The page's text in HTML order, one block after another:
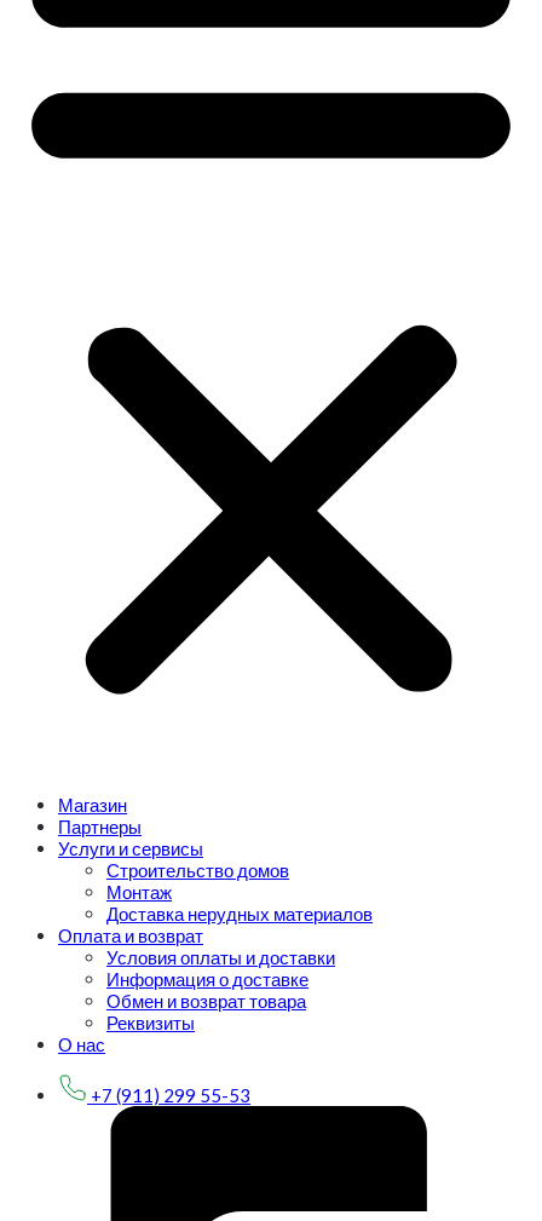
Магазин
Партнеры
Услуги и сервисы
Строительство домов
Монтаж
Доставка нерудных материалов
Оплата и возврат
Условия оплаты и доставки
Информация о доставке
Обмен и возврат товара
Реквизиты
О нас
+7 (911) 299 55-53